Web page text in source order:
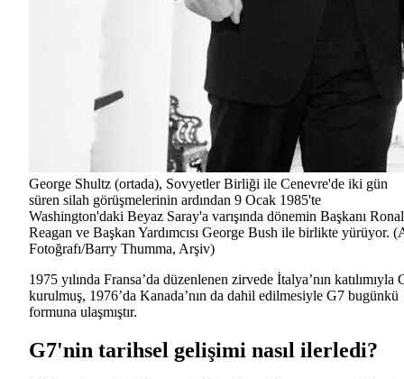
George Shultz (ortada), Sovyetler Birliği ile Cenevre'de iki gün
süren silah görüşmelerinin ardından 9 Ocak 1985'te
Washington'daki Beyaz Saray'a varışında dönemin Başkanı
Reagan ve Başkan Yardımcısı George Bush ile birlikte yürüyor.
Fotoğrafı/Barry Thumma, Arşiv)
1975 yılında Fransa’da düzenlenen zirvede İtalya’nın katılımıyla
kurulmuş, 1976’da Kanada’nın da dahil edilmesiyle G7 bugünkü
formuna ulaşmıştır.
G7'nin tarihsel gelişimi nasıl ilerledi?